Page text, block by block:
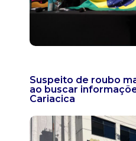
Suspeito de roubo
ao buscar
Cariacica